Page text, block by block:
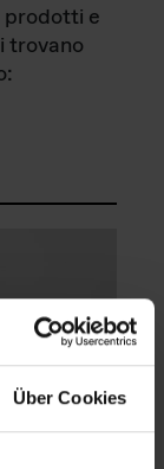
Über Cookies
prodotti e
trovano